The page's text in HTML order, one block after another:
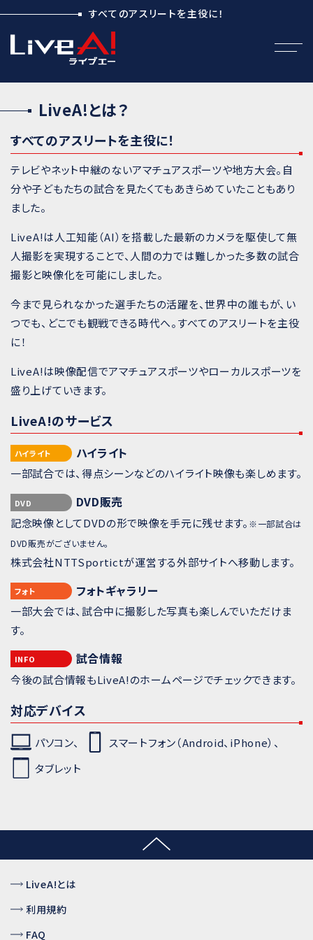
すべてのアスリートを主役に！
LiveA!とは？
すべてのアスリートを主役に！
テレビやネット中継のないアマチュアスポーツや地方大会。自
分や子どもたちの試合を見たくてもあきらめていたこともあり
ました。
LiveA!は人工知能（AI）を搭載した最新のカメラを駆使して無
人撮影を実現することで、人間の力では難しかった多数の試合
撮影と映像化を可能にしました。
今まで見られなかった選手たちの活躍を、世界中の誰もが、い
つでも、どこでも観戦できる時代へ。すべてのアスリートを主役
に！
LiveA!は映像配信でアマチュアスポーツやローカルスポーツを
盛り上げていきます。
LiveA!のサービス
ハイライト ハイライト
一部試合では、得点シーンなどのハイライト映像も楽しめます。
DVD DVD販売
記念映像としてDVDの形で映像を手元に残せます。 ※一部試合は
DVD販売がございません。
株式会社NTTSportictが運営する外部サイトへ移動します。
フォト フォトギャラリー
一部大会では、試合中に撮影した写真も楽しんでいただけま
す。
INFO 試合情報
今後の試合情報もLiveA!のホームページでチェックできます。
対応デバイス
パソコン、
スマートフォン（Android、iPhone）、
タブレット
LiveA!とは
利用規約
FAQ